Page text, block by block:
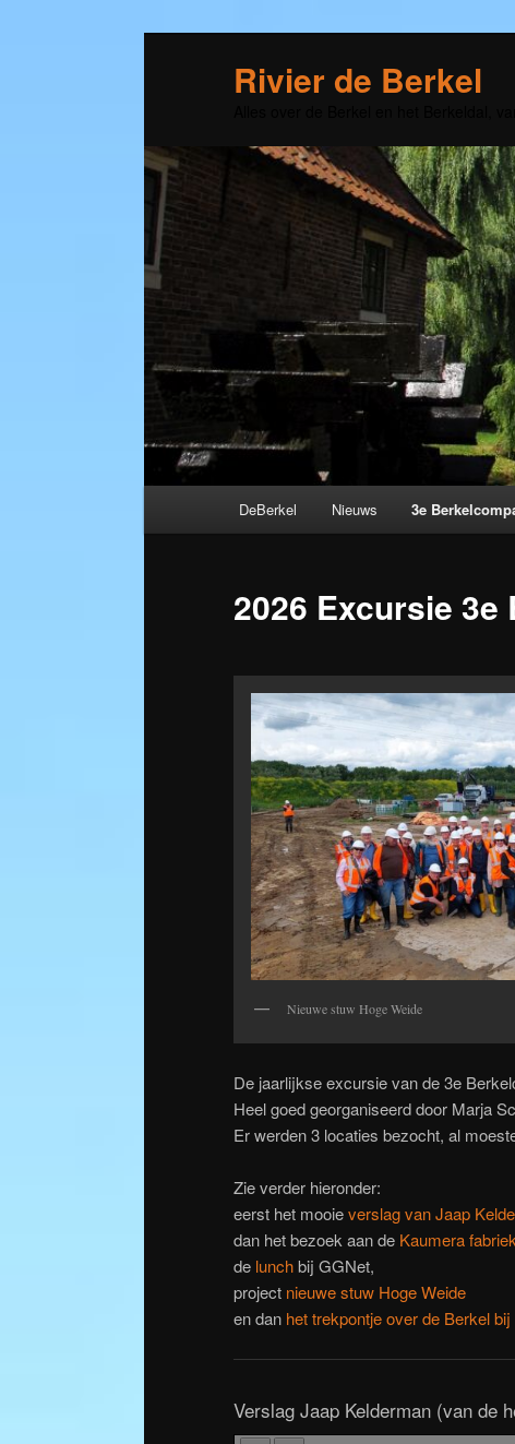
Rivier de Berkel
Spring
de
primaire
inhoud
DeBerkel Nieuws 3e
2026 Excursie
Nieuwe stuw Hoge Weide
De jaarlijkse excursie van de 3e
Heel goed georganiseerd door Marja
Er werden 3 locaties bezocht, al
Zie verder hieronder:
eerst het mooieverslag van Jaap
dan het bezoek aan de Kaumera
de lunchbij GGNet,
project nieuwe stuw Hoge Weide
en dan het trekpontje over de Berkel
Verslag Jaap Kelderman (van de